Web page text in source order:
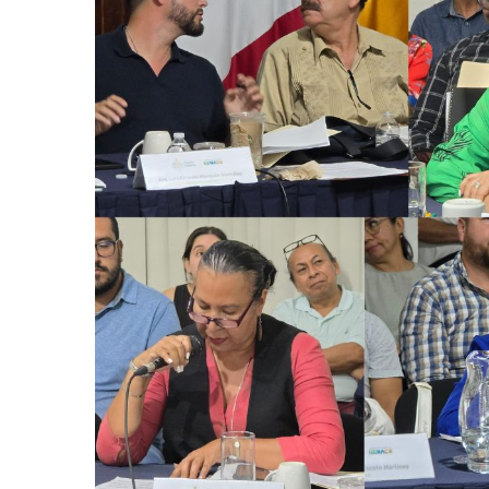
Frustran Presunto
Infecciones Respiratorias
SIOP Moderniza La Casa
Van Por La Reorganización
Estados Unidos Endurece
Buscan A Wilber Armando
Melissa Madero Exige
Washington Enfrenta Una
Avanza Plan Para Construir
Nuevas Concesiones De
Mueren Cuatro Personas
Bruno Blancas Lleva El
Liberan 180 Crías De
Puerto Vallarta Participa
Ofrecerán Asesoría
Juan Solís E Iris Torres